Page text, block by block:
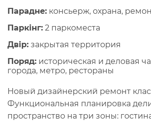
Парадне: консьерж, охрана,
Паркінг: 2 паркоместа
Двір: закрытая территория
Поряд: историческая и деловая
города, метро, рестораны
Новый дизайнерский ремонт
Функциональная планировка
пространство на три зоны: